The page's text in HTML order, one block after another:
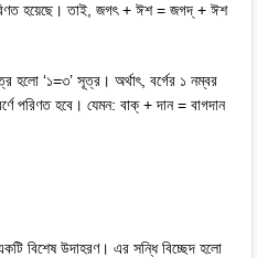
পরিণত হয়েছে। তাই, জগৎ + ঈশ = জগদ্ + ঈশ
হলো ‘১=৩’ সূত্র। অর্থাৎ, বর্গের ১ নম্বর
পরিণত হবে। যেমন: বাক্ + দান = বাগদান
একটি বিশেষ উদাহরণ। এর সন্ধি বিচ্ছেদ হলো